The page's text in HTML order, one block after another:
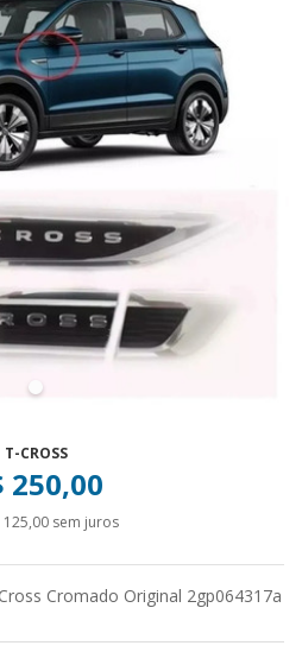
T-CROSS
250,00
125,00 sem juros
Cromado Original 2gp064317a